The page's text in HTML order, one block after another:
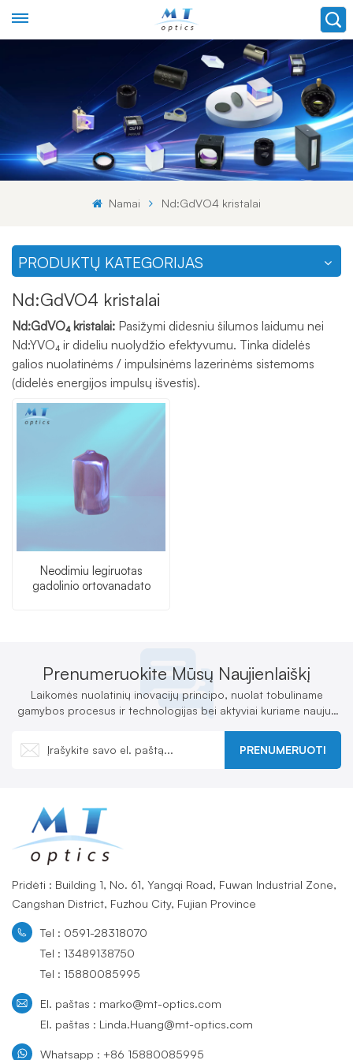
Namai Nd:GdVO4 kristalai
PRODUKTŲ KATEGORIJAS
Nd:GdVO4 kristalai
Nd:GdVO₄ kristalai: Pasižymi didesniu šilumos laidumu nei
Nd:YVO₄ ir dideliu nuolydžio efektyvumu. Tinka didelės
galios nuolatinėms / impulsinėms lazerinėms sistemoms
(didelės energijos impulsų išvestis).
Neodimiu legiruotas
gadolinio ortovanadato
Prenumeruokite Mūsų Naujienlaiškį
Laikomės nuolatinių inovacijų principo, nuolat tobuliname
gamybos procesus ir technologijas bei aktyviai kuriame naujus
PRENUMERUOTI
Pridėti : Building 1, No. 61, Yangqi Road, Fuwan Industrial Zone,
Cangshan District, Fuzhou City, Fujian Province
Tel : 0591-28318070
Tel : 13489138750
Tel : 15880085995
El. paštas : marko@mt-optics.com
El. paštas : Linda.Huang@mt-optics.com
Whatsapp : +86 15880085995